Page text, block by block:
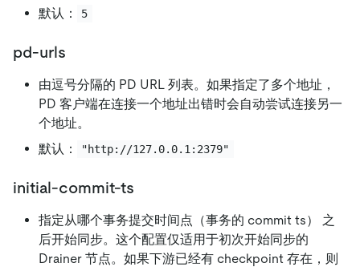
默认：
5
pd-urls
由逗号分隔的 PD URL 列表。如果指定了多个地址，
PD 客户端在连接一个地址出错时会自动尝试连接另一
个地址。
默认：
"http://127.0.0.1:2379"
initial-commit-ts
指定从哪个事务提交时间点（事务的 commit ts） 之
后开始同步。这个配置仅适用于初次开始同步的
Drainer 节点。如果下游已经有 checkpoint 存在，则